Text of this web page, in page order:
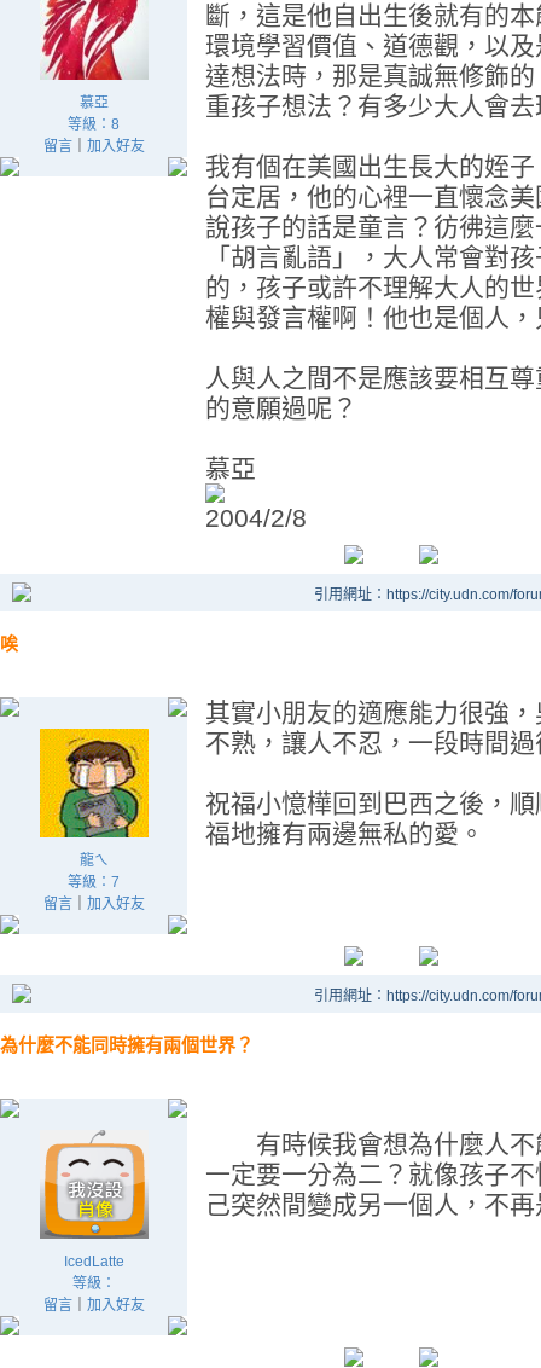
慕亞
等級：8
留言｜ 加入好友
斷，這是他自出生後就有的
環境學習價值、道德觀，以
達想法時，那是真誠無修飾
重孩子想法？有多少大人會
我有個在美國出生長大的姪
台定居，他的心裡一直懷念
說孩子的話是童言？彷彿這
「胡言亂語」，大人常會對
的，孩子或許不理解大人的
權與發言權啊！他也是個人
人與人之間不是應該要相互
的意願過呢？
慕亞
2004/2/8
引用網址：https://city.udn.com/
唉
龍ㄟ
等級：7
留言｜ 加入好友
其實小朋友的適應能力很強
不熟，讓人不忍，一段時間
祝福小憶樺回到巴西之後，
福地擁有兩邊無私的愛。
引用網址：https://city.udn.com/
為什麼不能同時擁有兩個世界？
IcedLatte
等級：
留言｜ 加入好友
有時候我會想為什麼人不
一定要一分為二？就像孩子
己突然間變成另一個人，不